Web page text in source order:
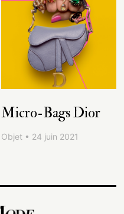
Micro-Bags Dior
Objet • 24 juin 2021